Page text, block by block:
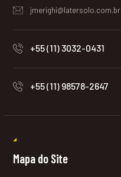
jmerighi@latersolo.com.br
+55 (11) 3032-0431
+55 (11) 98578-2647
Mapa do Site